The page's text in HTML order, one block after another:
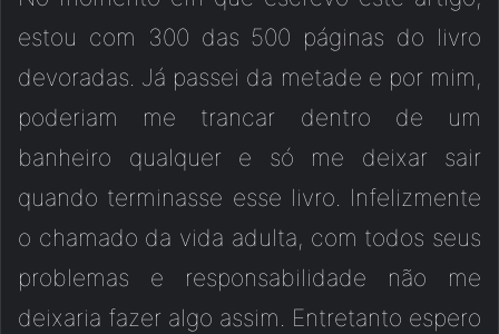
estou com 300 das 500 páginas do livro
devoradas. Já passei da metade e por mim,
poderiam me trancar dentro de um
banheiro qualquer e só me deixar sair
quando terminasse esse livro. Infelizmente
o chamado da vida adulta, com todos seus
problemas e responsabilidade não me
deixaria fazer algo assim. Entretanto espero